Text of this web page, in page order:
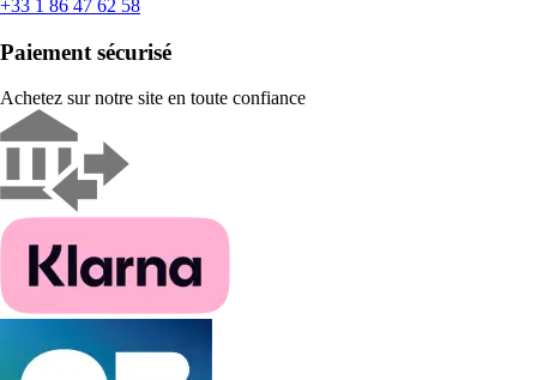
+33 1 86 47 62 58
Paiement sécurisé
Achetez sur notre site en toute confiance